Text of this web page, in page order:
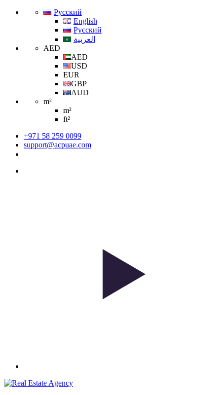
Русский
English
Русский
العربية
AED
AED
USD
EUR
GBP
AUD
m²
m²
ft²
+971 58 259 0099
support@acpuae.com